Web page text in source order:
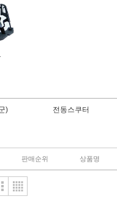
) 전동스쿠터
판매순위 상품명